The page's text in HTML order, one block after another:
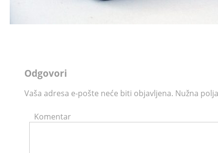
Odgovori
Vaša adresa e-pošte neće biti objavljena. Nužna
Komentar